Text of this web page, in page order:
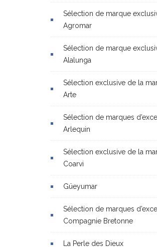
Sélection de marque
Agromar
Sélection de marque
Alalunga
Sélection exclusive de la
Arte
Sélection de marques
Arlequin
Sélection exclusive de la
Coarvi
Güeyumar
Sélection de marques
Compagnie Bretonne
La Perle des Dieux